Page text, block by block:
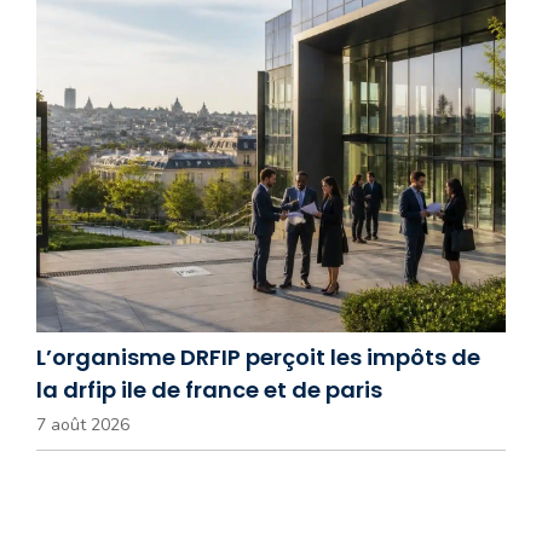
L’organisme DRFIP perçoit les impôts de
la drfip ile de france et de paris
7 août 2026